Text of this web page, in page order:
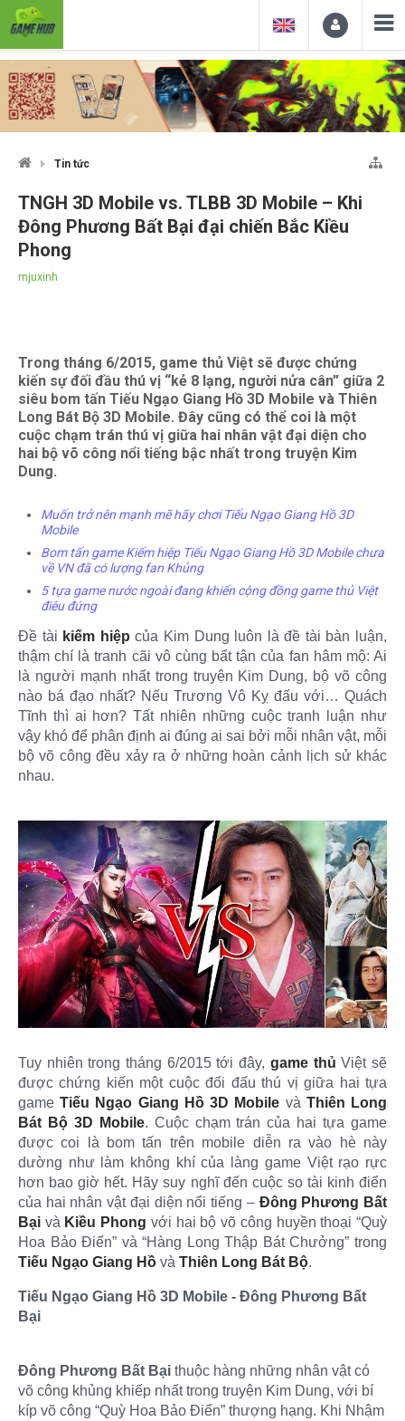
Tin tức
TNGH 3D Mobile vs. TLBB 3D Mobile – Khi
Đông Phương Bất Bại đại chiến Bắc Kiều
Phong
mjuxinh
Trong tháng 6/2015, game thủ Việt sẽ được chứng
kiến sự đối đầu thú vị “kẻ 8 lạng, người nửa cân” giữa 2
siêu bom tấn Tiếu Ngạo Giang Hồ 3D Mobile và Thiên
Long Bát Bộ 3D Mobile. Đây cũng có thể coi là một
cuộc chạm trán thú vị giữa hai nhân vật đại diện cho
hai bộ võ công nổi tiếng bậc nhất trong truyện Kim
Dung.
Muốn trở nên mạnh mẽ hãy chơi Tiếu Ngạo Giang Hồ 3D
Mobile
Bom tấn game Kiếm hiệp Tiếu Ngạo Giang Hồ 3D Mobile chưa
về VN đã có lượng fan Khủng
5 tựa game nước ngoài đang khiến cộng đồng game thủ Việt
điêu đứng
Đề tài kiếm hiệp của Kim Dung luôn là đề tài bàn luận,
thậm chí là tranh cãi vô cùng bất tận của fan hâm mộ: Ai
là người mạnh nhất trong truyện Kim Dung, bộ võ công
nào bá đạo nhất? Nếu Trương Vô Kỵ đấu với… Quách
Tĩnh thì ai hơn? Tất nhiên những cuộc tranh luận như
vậy khó để phân định ai đúng ai sai bởi mỗi nhân vật, mỗi
bộ võ công đều xảy ra ở những hoàn cảnh lịch sử khác
nhau.
Tuy nhiên trong tháng 6/2015 tới đây, game thủ Việt sẽ
được chứng kiến một cuộc đối đấu thú vị giữa hai tựa
gameTiếu Ngạo Giang Hồ 3D Mobile và Thiên Long
Bát Bộ 3D Mobile. Cuộc chạm trán của hai tựa game
được coi là bom tấn trên mobile diễn ra vào hè này
dường như làm không khí của làng game Việt rạo rực
hơn bao giờ hết. Hãy suy nghĩ đến cuộc so tài kinh điển
của hai nhân vật đại diện nổi tiếng – Đông Phương Bất
Bại và Kiều Phong với hai bộ võ công huyền thoại “Quỳ
Hoa Bảo Điển” và “Hàng Long Thập Bát Chưởng” trong
Tiếu Ngạo Giang Hồ và Thiên Long Bát Bộ.
Tiếu Ngạo Giang Hồ 3D Mobile - Đông Phương Bất
Bại
Đông Phương Bất Bại thuộc hàng những nhân vật có
võ công khủng khiếp nhất trong truyện Kim Dung, với bí
kíp võ công “Quỳ Hoa Bảo Điển” thượng hạng. Khi Nhậm